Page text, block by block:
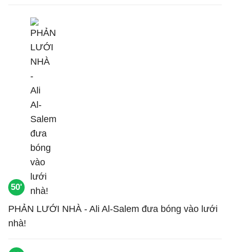
50'
PHẢN LƯỚI NHÀ - Ali Al-Salem đưa bóng vào lưới
nhà!